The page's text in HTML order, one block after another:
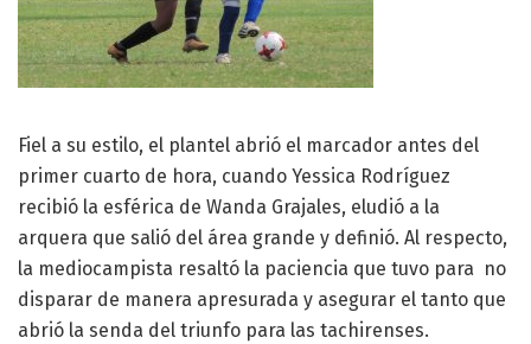
Fiel a su estilo, el plantel abrió el marcador antes del
primer cuarto de hora, cuando Yessica Rodríguez
recibió la esférica de Wanda Grajales, eludió a la
arquera que salió del área grande y definió. Al respecto,
la mediocampista resaltó la paciencia que tuvo para no
disparar de manera apresurada y asegurar el tanto que
abrió la senda del triunfo para las tachirenses.